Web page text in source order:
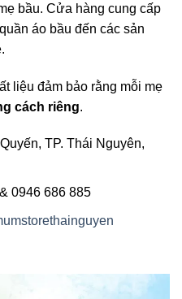
bầu. Cửa hàng cung cấp
áo bầu đến các sản
liệu đảm bảo rằng mỗi mẹ
cách riêng.
TP. Thái Nguyên,
0946 686 885